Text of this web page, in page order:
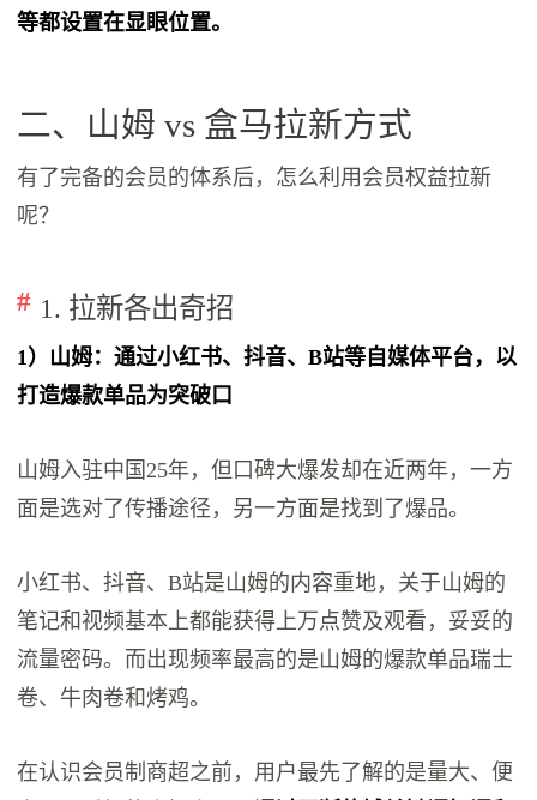
等都设置在显眼位置。
二、山姆 vs 盒马拉新方式
有了完备的会员的体系后，怎么利用会员权益拉新
呢？
1. 拉新各出奇招
1）山姆：通过小红书、抖音、B站等自媒体平台，以
打造爆款单品为突破口
山姆入驻中国25年，但口碑大爆发却在近两年，一方
面是选对了传播途径，另一方面是找到了爆品。
小红书、抖音、B站是山姆的内容重地，关于山姆的
笔记和视频基本上都能获得上万点赞及观看，妥妥的
流量密码。而出现频率最高的是山姆的爆款单品瑞士
卷、牛肉卷和烤鸡。
在认识会员制商超之前，用户最先了解的是量大、便